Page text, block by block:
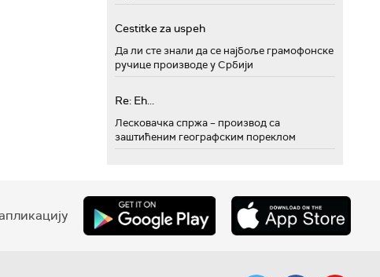
Cestitke za uspeh
Да ли сте знали да се најбоље грамофонске
ручице производе у Србији
Re: Eh...
Лесковачка спржа – производ са
заштићеним географским пореклом